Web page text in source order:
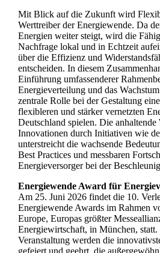
Mit Blick auf die Zukunft wird
Werttreiber der Energiewende. Da
Energien weiter steigt, wird die
Nachfrage lokal und in Echtzeit
über die Effizienz und
entscheiden. In diesem
Einführung umfassenderer
Energieverteilung und das
zentrale Rolle bei der Gestaltung
flexibleren und stärker vernetzten
Deutschland spielen. Die
Innovationen durch Initiativen wie
unterstreicht die wachsende
Best Practices und messbaren
Energieversorger bei der
Energiewende Award für
Am 25. Juni 2026 findet die 10.
Energiewende Awards im Rahmen
Europe, Europas größter
Energiewirtschaft, in München, statt.
Veranstaltung werden die